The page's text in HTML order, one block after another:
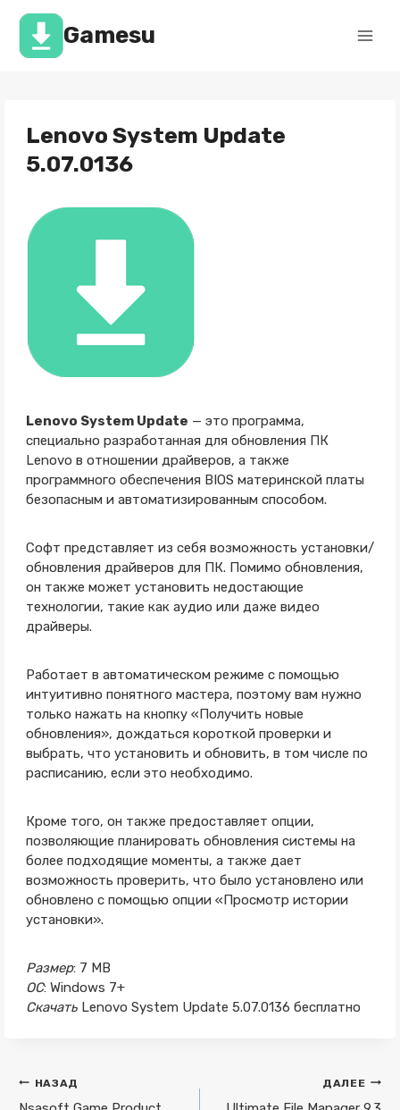
Перейти
содержимомуGamesu
Lenovo System Update
5.07.0136
Lenovo System Update — это программа,
специально разработанная для обновления ПК
Lenovo в отношении драйверов, а также
программного обеспечения BIOS материнской платы
безопасным и автоматизированным способом.
Софт представляет из себя возможность установки/
обновления драйверов для ПК. Помимо обновления,
он также может установить недостающие
технологии, такие как аудио или даже видео
драйверы.
Работает в автоматическом режиме с помощью
интуитивно понятного мастера, поэтому вам нужно
только нажать на кнопку «Получить новые
обновления», дождаться короткой проверки и
выбрать, что установить и обновить, в том числе по
расписанию, если это необходимо.
Кроме того, он также предоставляет опции,
позволяющие планировать обновления системы на
более подходящие моменты, а также дает
возможность проверить, что было установлено или
обновлено с помощью опции «Просмотр истории
установки».
Размер: 7 MB
ОС: Windows 7+
Скачать Lenovo System Update 5.07.0136 бесплатно
Навигация
НАЗАД ДАЛЕЕ